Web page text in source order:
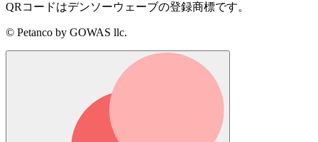
QRコードはデンソーウェーブの登録商標です。
© Petanco by GOWAS llc.